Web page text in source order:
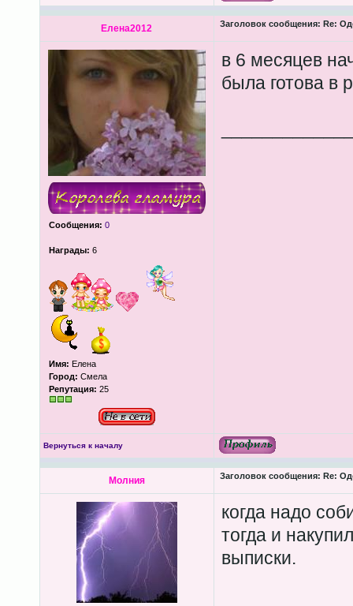
Елена2012 Заголовок сообщения: Re:
Сообщения: 0
Награды: 6
Имя: Елена
Город: Смела
Репутация: 25
в 6 месяцев
была готова в
Вернуться к началу
Молния Заголовок сообщения: Re:
когда надо
тогда и
выписки.